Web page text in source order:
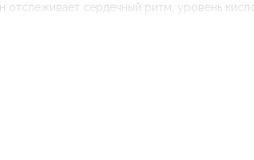
отслеживает сердечный ритм, уровень